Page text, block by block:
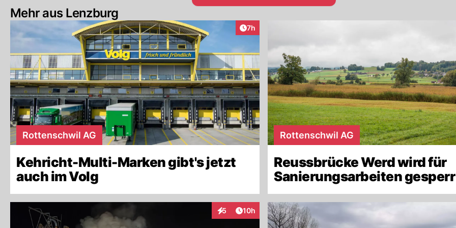
Mehr aus Lenzburg
Artikel veröffentlicht:
7h
Rottenschwil AG
Kehricht-Multi-Marken gibt's jetzt
auch im Volg
Rottenschwil AG
Reussbrücke Werd wird für
Sanierungsarbeiten
5
InteraktionenArtikel veröffentlicht:
10h